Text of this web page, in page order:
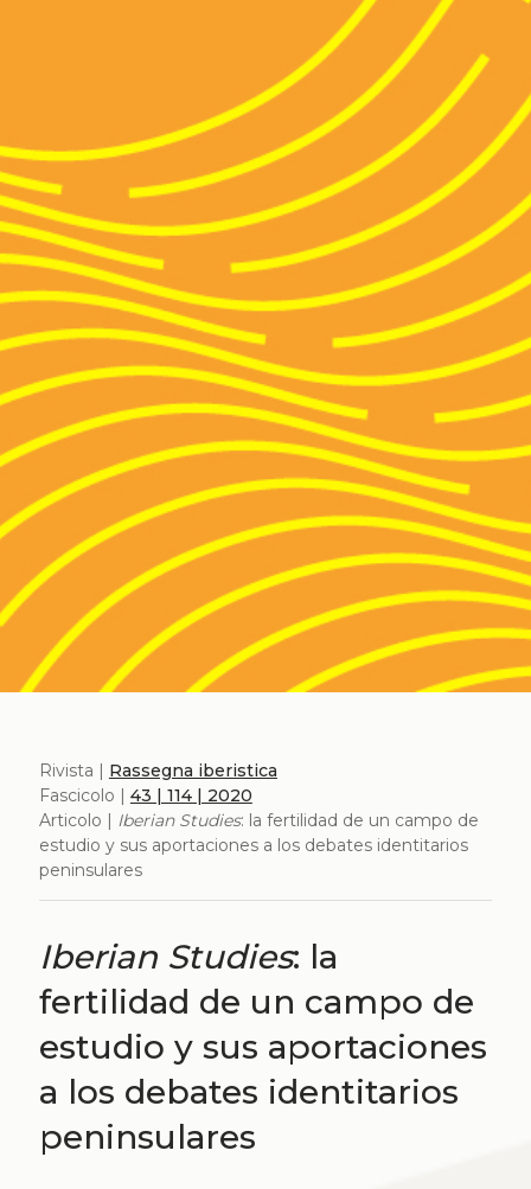
Rivista | Rassegna iberistica
Fascicolo | 43 | 114 | 2020
Articolo | Iberian Studies: la fertilidad de un campo de
estudio y sus aportaciones a los debates identitarios
peninsulares
Iberian Studies: la
fertilidad de un campo de
estudio y sus aportaciones
a los debates identitarios
peninsulares